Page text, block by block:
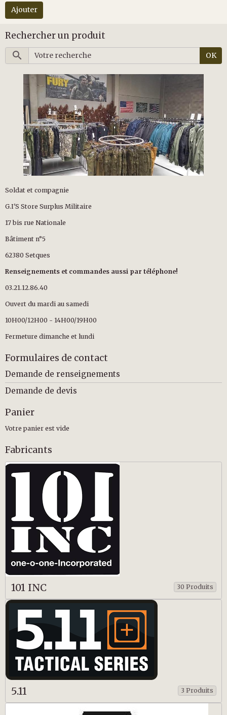
Ajouter
Rechercher un produit
OK
Soldat et compagnie
G.I'S Store Surplus Militaire
17 bis rue Nationale
Bâtiment n°5
62380 Setques
Renseignements et commandes aussi par téléphone!
03.21.12.86.40
Ouvert du mardi au samedi
10H00/12H00 - 14H00/19H00
Fermeture dimanche et lundi
Formulaires de contact
Demande de renseignements
Demande de devis
Panier
Votre panier est vide
Fabricants
101 INC 30 Produits
5.11 3 Produits